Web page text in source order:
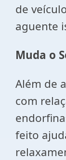
de
aguente
Muda o
Além de
com
feito